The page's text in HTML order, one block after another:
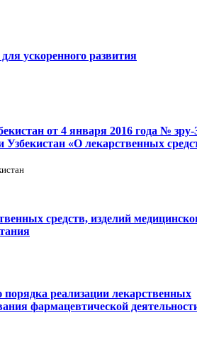
ускоренного развития
от 4 января 2016 года № зру-
Узбекистан «О лекарственных
средств, изделий
реализации лекарственных
фармацевтической